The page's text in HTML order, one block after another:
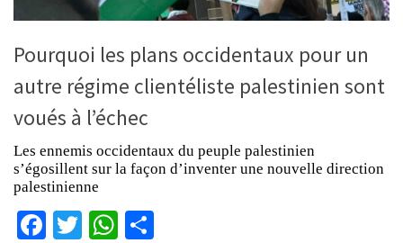
Pourquoi les plans occidentaux pour un
autre régime clientéliste palestinien sont
voués à l’échec
Les ennemis occidentaux du peuple palestinien
s’égosillent sur la façon d’inventer une nouvelle direction
palestinienne
Facebook
TwitterWhatsApp